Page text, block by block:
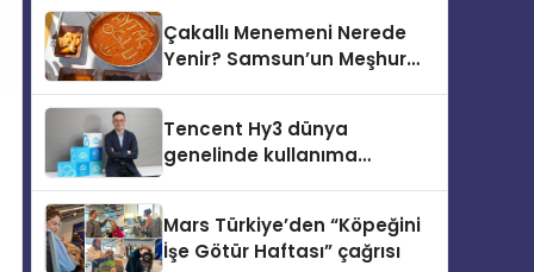
Çakallı Menemeni Nerede
Yenir? Samsun’un Meşhur
Tencent Hy3 dünya
genelinde kullanıma
Mars Türkiye’den “Köpeğini
İşe Götür Haftası” çağrısı